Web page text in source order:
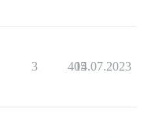
3 405
14.07.2023